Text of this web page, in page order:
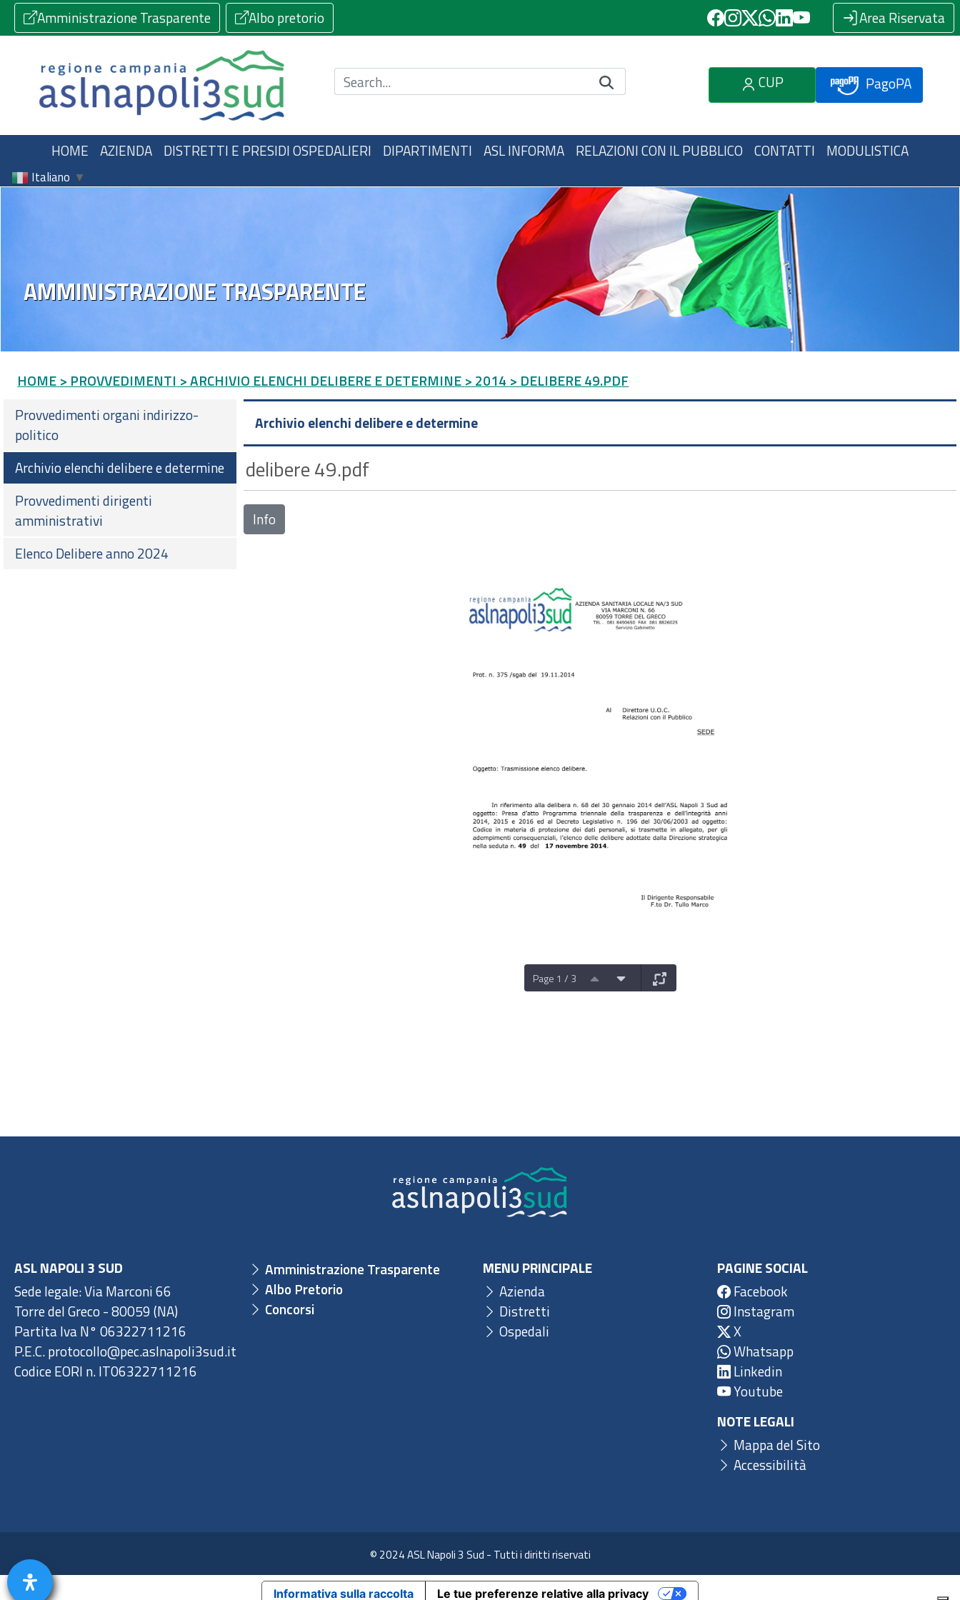
Amministrazione Trasparente Albo pretorio Area Riservata
Cerca nel sito CUP PagoPA
HOME AZIENDA DISTRETTI E PRESIDI OSPEDALIERI DIPARTIMENTI ASL INFORMA RELAZIONI CON IL PUBBLICO CONTATTI MODULISTICA
Italiano ▼
AMMINISTRAZIONE TRASPARENTE
HOME > PROVVEDIMENTI > ARCHIVIO ELENCHI DELIBERE E DETERMINE > 2014 > DELIBERE 49.PDF
Provvedimenti organi indirizzo-
politico
Archivio elenchi delibere e determine
Provvedimenti dirigenti
amministrativi
Elenco Delibere anno 2024
Archivio elenchi delibere e determine
delibere 49.pdf
Info
Page 1 / 3
ASL NAPOLI 3 SUD
Sede legale: Via Marconi 66
Torre del Greco - 80059 (NA)
Partita Iva N° 06322711216
P.E.C. protocollo@pec.aslnapoli3sud.it
Codice EORI n. IT06322711216
Amministrazione Trasparente
Albo Pretorio
Concorsi
MENU PRINCIPALE
Azienda
Distretti
Ospedali
PAGINE SOCIAL
Facebook
Instagram
X
Whatsapp
Linkedin
Youtube
NOTE LEGALI
Mappa del Sito
Accessibilità
© 2024 ASL Napoli 3 Sud - Tutti i diritti riservati
Informativa sulla raccolta Le tue preferenze relative alla privacy